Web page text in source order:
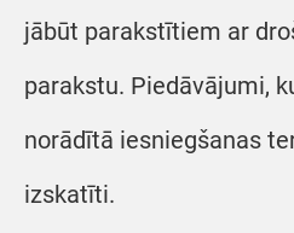
jābūt parakstītiem ar
parakstu. Piedāvājumi,
norādītā iesniegšanas
izskatīti.